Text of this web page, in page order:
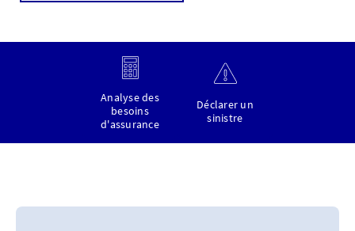
Analyse des
besoins
d'assurance
Déclarer un
sinistre